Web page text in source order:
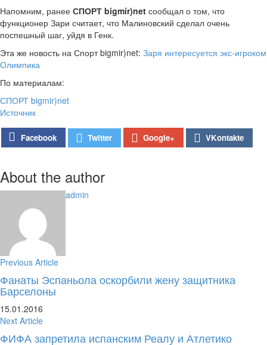
Напомним, ранее СПОРТ bigmir)net сообщал о том, что
функционер Зари считает, что Малиновский сделал очень
поспешный шаг, уйдя в Генк.
Эта же новость на Спорт bigmir)net: Заря интересуется экс-игроком
Олимпика
По материалам:
СПОРТ bigmir)net
Источник
Facebook Twitter Google+ VKontakte
About the author
admin
Previous Article
Фанаты Эспаньола оскорбили жену защитника
Барселоны
15.01.2016
Next Article
ФИФА запретила испанским Реалу и Атлетико